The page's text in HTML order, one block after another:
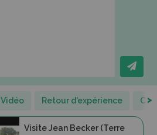
Vidéo Retour d'expérience >
Visite Jean Becker (Terre